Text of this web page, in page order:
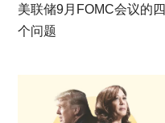
美联储9月FOMC会议的四
个问题